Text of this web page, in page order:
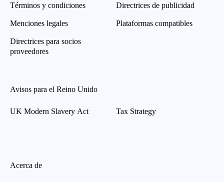
Términos y condiciones
Menciones legales
Directrices para socios
proveedores
Directrices de publicidad
Plataformas compatibles
Avisos para el Reino Unido
UK Modern Slavery Act Tax Strategy
Acerca de